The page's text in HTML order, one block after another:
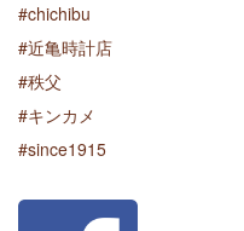
#chichibu
#近亀時計店
#秩父
#キンカメ
#since1915